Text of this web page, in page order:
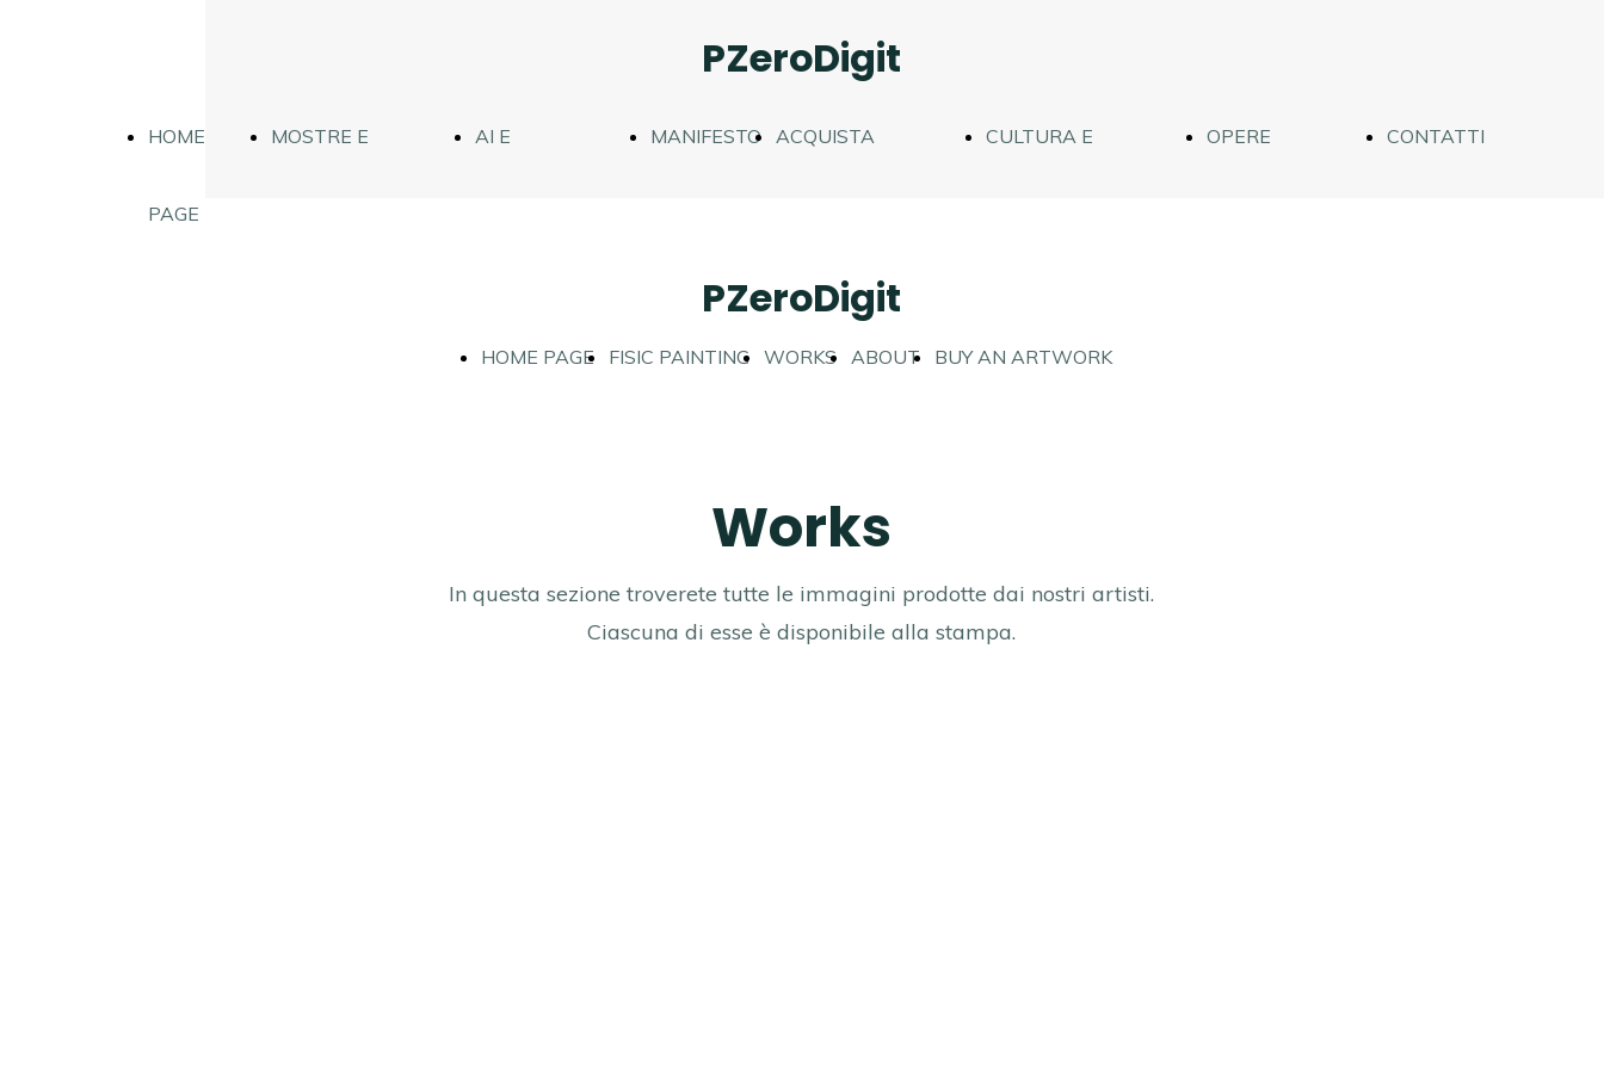
PZeroDigit
HOME
PAGE
MOSTRE E AI E MANIFESTO ACQUISTA CULTURA E OPERE CONTATTI
PZeroDigit
HOME PAGE FISIC PAINTING WORKS ABOUT BUY AN ARTWORK
Works
In questa sezione troverete tutte le immagini prodotte dai nostri artisti.
Ciascuna di esse è disponibile alla stampa.